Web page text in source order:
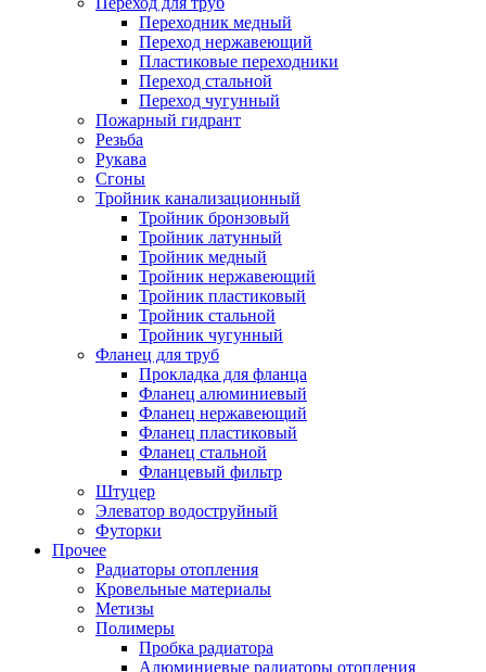
Переходник медный
Переход нержавеющий
Пластиковые переходники
Переход стальной
Переход чугунный
Пожарный гидрант
Резьба
Рукава
Сгоны
Тройник канализационный
Тройник бронзовый
Тройник латунный
Тройник медный
Тройник нержавеющий
Тройник пластиковый
Тройник стальной
Тройник чугунный
Фланец для труб
Прокладка для фланца
Фланец алюминиевый
Фланец нержавеющий
Фланец пластиковый
Фланец стальной
Фланцевый фильтр
Штуцер
Элеватор водоструйный
Футорки
Прочее
Радиаторы отопления
Кровельные материалы
Метизы
Полимеры
Пробка радиатора
Алюминиевые радиаторы отопления